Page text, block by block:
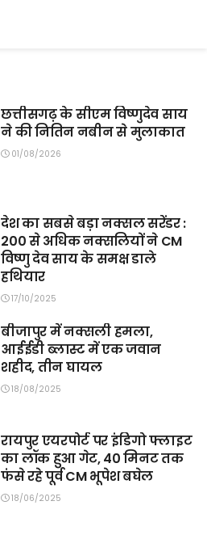
छत्तीसगढ़ के सीएम विष्णुदेव साय
ने की नितिन नबीन से मुलाकात
01/08/2026
देश का सबसे बड़ा नक्सल सरेंडर :
200 से अधिक नक्सलियों ने CM
विष्णु देव साय के समक्ष डाले
हथियार
17/10/2025
बीजापुर में नक्सली हमला,
आईईडी ब्लास्ट में एक जवान
शहीद, तीन घायल
18/08/2025
रायपुर एयरपोर्ट पर इंडिगो फ्लाइट
का लॉक हुआ गेट, 40 मिनट तक
फंसे रहे पूर्व CM भूपेश बघेल
18/06/2025